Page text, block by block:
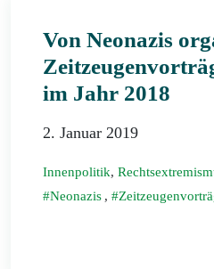
Von Neonazis
im Jahr 2018
2. Januar 2019
Innenpolitik,
Neonazis ,